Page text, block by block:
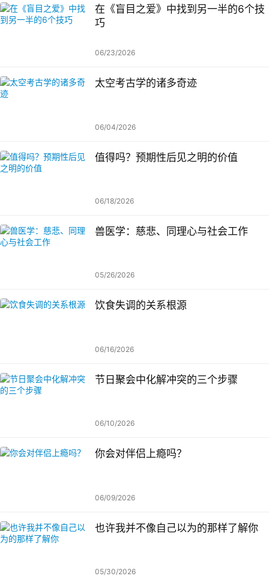
在《盲目之爱》中找到另一半的6个技
巧
06/23/2026
太空考古学的诸多奇迹
06/04/2026
值得吗？预期性后见之明的价值
06/18/2026
兽医学：慈悲、同理心与社会工作
05/26/2026
饮食失调的关系根源
06/16/2026
节日聚会中化解冲突的三个步骤
06/10/2026
你会对伴侣上瘾吗？
06/09/2026
也许我并不像自己以为的那样了解你
05/30/2026